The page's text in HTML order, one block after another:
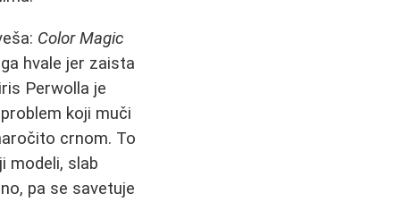
Color Magic
hvale jer zaista
Perwolla je
koji muči
crnom. To
modeli, slab
pa se savetuje